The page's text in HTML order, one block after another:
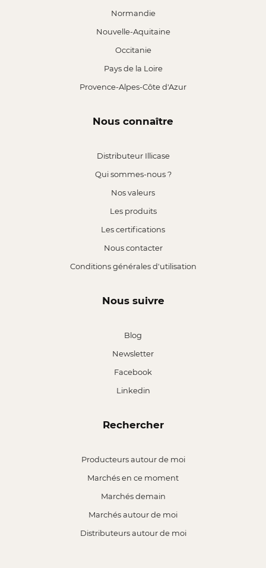
Normandie
Nouvelle-Aquitaine
Occitanie
Pays de la Loire
Provence-Alpes-Côte d'Azur
Nous connaître
Distributeur Illicase
Qui sommes-nous ?
Nos valeurs
Les produits
Les certifications
Nous contacter
Conditions générales d'utilisation
Nous suivre
Blog
Newsletter
Facebook
Linkedin
Rechercher
Producteurs autour de moi
Marchés en ce moment
Marchés demain
Marchés autour de moi
Distributeurs autour de moi